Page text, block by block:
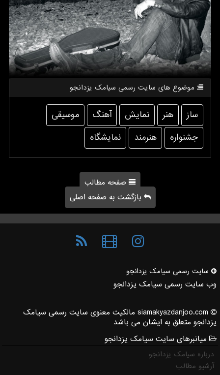
موضوع های سایت رسمی سیامك یزدانجو
ساز هنر نمایش آهنگ
موسیقی
جشنواره
هنرمند نمایشگاه
صفحه مطالب
بازگشت به صفحه اصلی
سایت رسمی سیامك یزدانجو
وب سایت رسمی سیامک یزدانجو
siamakyazdanjoo.com مالکیت معنوی سایت رسمی سیامک
یزدانجو متعلق به ایشان می باشد
میانبرهای سایت سیامک یزدانجو
درباره سیامک یزدانجو
آرشیو مطالب